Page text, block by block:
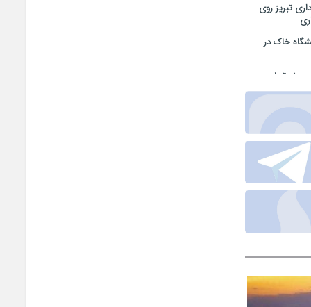
تبریز روی
خاک در
تجاری و
شرقی/ از
خدمت کیفیت
آزاد ارس
تمامی
برق